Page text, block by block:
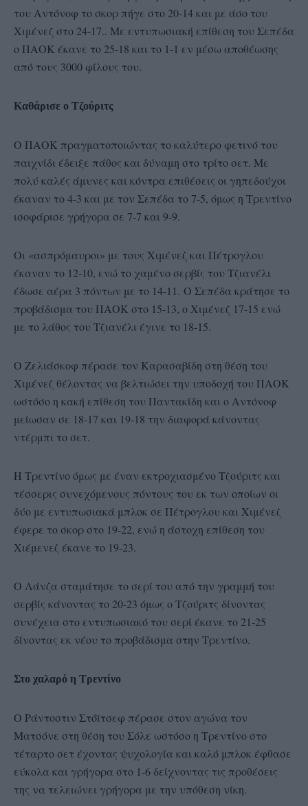
του Αντόνοφ το σκορ πήγε στο 20-14 και με άσο του
Χιμένεζ στο 24-17.. Με εντυπωσιακή επίθεση του Σεπέδα
ο ΠΑΟΚ έκανε το 25-18 και το 1-1 εν μέσω αποθέωσης
από τους 3000 φίλους του.
Καθάρισε ο Τζούριτς
Ο ΠΑΟΚ πραγματοποιώντας το καλύτερο φετινό του
παιχνίδι έδειξε πάθος και δύναμη στο τρίτο σετ. Με
πολύ καλές άμυνες και κόντρα επιθέσεις οι γηπεδούχοι
έκαναν το 4-3 και με τον Σεπέδα το 7-5, όμως η Τρεντίνο
ισοφάρισε γρήγορα σε 7-7 και 9-9.
Οι «ασπρόμαυροι» με τους Χιμένεζ και Πέτρογλου
έκαναν το 12-10, ενώ το χαμένο σερβίς του Τζιανέλι
έδωσε αέρα 3 πόντων με το 14-11. Ο Σεπέδα κράτησε το
προβάδισμα του ΠΑΟΚ στο 15-13, ο Χιμένεζ 17-15 ενώ
με το λάθος του Τζιανέλι έγινε το 18-15.
Ο Ζελιάσκοφ πέρασε τον Καρασαβίδη στη θέση του
Χιμένεζ θέλοντας να βελτιώσει την υποδοχή του ΠΑΟΚ
ωστόσο η κακή επίθεση του Παντακίδη και ο Αντόνοφ
μείωσαν σε 18-17 και 19-18 την διαφορά κάνοντας
ντέρμπι το σετ.
Η Τρεντίνο όμως με έναν εκτροχιασμένο Τζούριτς και
τέσσερις συνεχόμενους πόντους του εκ των οποίων οι
δύο με εντυπωσιακά μπλοκ σε Πέτρογλου και Χιμένεζ
έφερε το σκορ στο 19-22, ενώ η άστοχη επίθεση του
Χιέμενεζ έκανε το 19-23.
Ο Λάνζα σταμάτησε το σερί του από την γραμμή του
σερβίς κάνοντας το 20-23 όμως ο Τζούριτς δίνοντας
συνέχεια στο εντυπωσιακό του σερί έκανε το 21-25
δίνοντας εκ νέου το προβάδισμα στην Τρεντίνο.
Στο χαλαρό η Τρεντίνο
Ο Ράντοστιν Στόϊτσεφ πέρασε στον αγώνα τον
Ματσόνε στη θέση του Σόλε ωστόσο η Τρεντίνο στο
τέταρτο σετ έχοντας ψυχολογία και καλό μπλοκ έφθασε
εύκολα και γρήγορα στο 1-6 δείχνοντας τις προθέσεις
της να τελειώνει γρήγορα με την υπόθεση νίκη.